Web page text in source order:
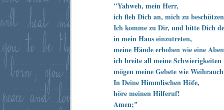
"Yahweh, mein Herr,
ich fleh Dich an, mich zu
Ich komme zu Dir, und bitte Dich
in mein Haus einzutreten,
meine Hände erhoben wie eine
ich breite all meine
mögen meine Gebete wie
In Deine Himmlischen Höfe,
höre meinen Hilferuf!
Amen;ˮ